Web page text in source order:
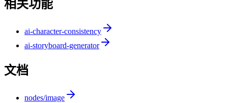
相关功能
ai-character-consistency
ai-storyboard-generator
文档
nodes/image